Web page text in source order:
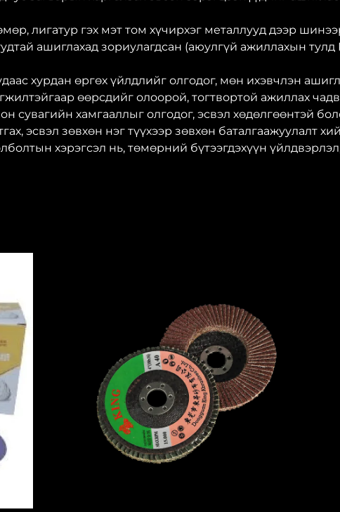
лигатур гэх мэт том хүчирхэг металлууд дээр
ашиглахад зориулагдсан (аюулгүй ажиллахын тулд
хурдан өргөх үйлдлийг олгодог, мөн ихэвчлэн
өөрсдийг олоорой, тогтвортой ажиллах
сувагийн хамгааллыг олгодог, эсвэл хөдөлгөөнтэй
эсвэл зөвхөн нэг түүхээр зөвхөн баталгаажуулалт
хэрэгсэл нь, төмөрний бүтээгдэхүүн